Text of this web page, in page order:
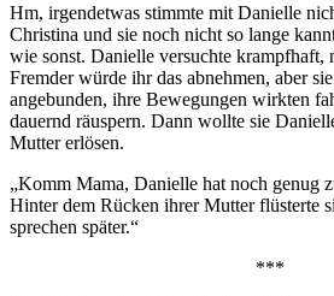
Hm, irgendetwas stimmte mit Danielle
Christina und sie noch nicht so lange
wie sonst. Danielle versuchte
Fremder würde ihr das abnehmen, aber
angebunden, ihre Bewegungen wirkten
dauernd räuspern. Dann wollte sie
Mutter erlösen.
„Komm Mama, Danielle hat noch genug
Hinter dem Rücken ihrer Mutter flüsterte
sprechen später.“
***